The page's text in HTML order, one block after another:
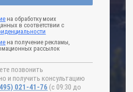
на обработку моих
в соответствии с
на получение рекламы,
рассылок
позвонить
и получить консультацию
021-41-76 (с 09:30 до